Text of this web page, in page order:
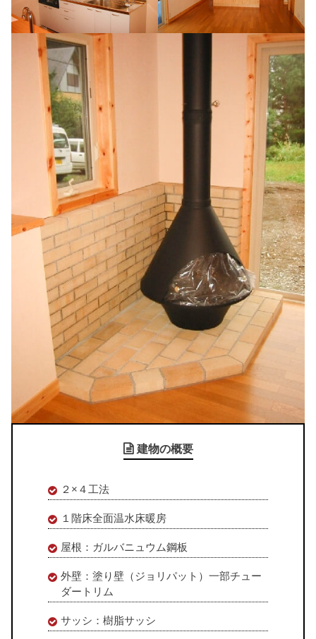
建物の概要
２×４工法
１階床全面温水床暖房
屋根：ガルバニュウム鋼板
外壁：塗り壁（ジョリパット）一部チュー
ダートリム
サッシ：樹脂サッシ